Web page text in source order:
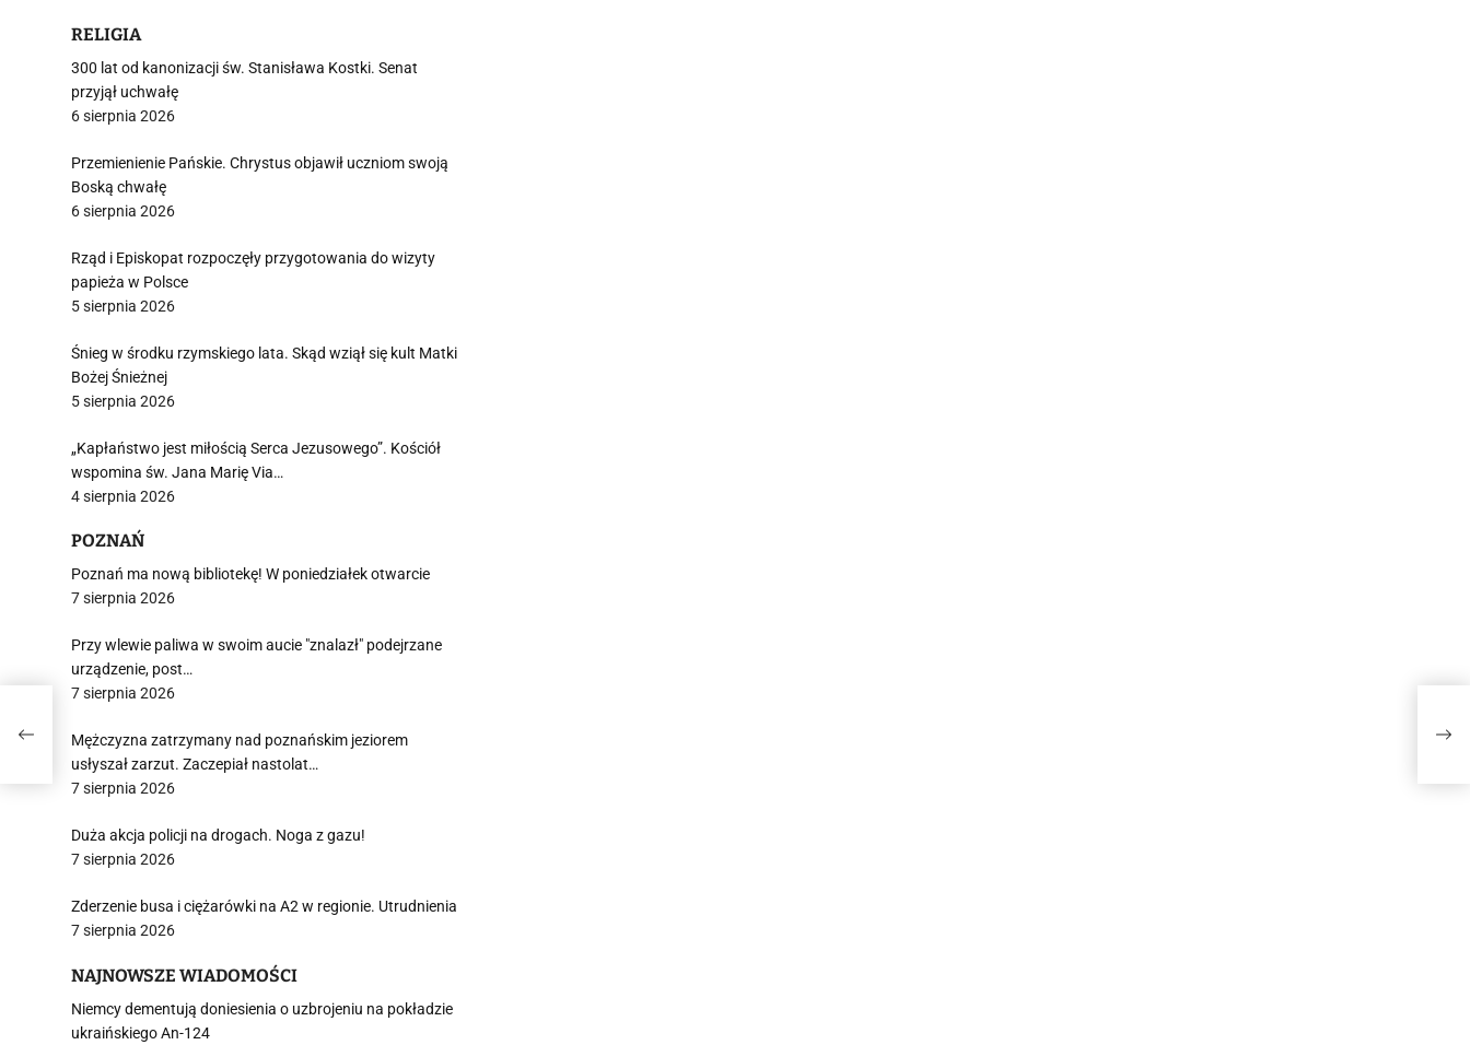
RELIGIA
300 lat od kanonizacji św. Stanisława Kostki. Senat
przyjął uchwałę
6 sierpnia 2026
Przemienienie Pańskie. Chrystus objawił uczniom swoją
Boską chwałę
6 sierpnia 2026
Rząd i Episkopat rozpoczęły przygotowania do wizyty
papieża w Polsce
5 sierpnia 2026
Śnieg w środku rzymskiego lata. Skąd wziął się kult Matki
Bożej Śnieżnej
5 sierpnia 2026
„Kapłaństwo jest miłością Serca Jezusowego”. Kościół
wspomina św. Jana Marię Via…
4 sierpnia 2026
POZNAŃ
Poznań ma nową bibliotekę! W poniedziałek otwarcie
7 sierpnia 2026
Przy wlewie paliwa w swoim aucie "znalazł" podejrzane
urządzenie, post…
7 sierpnia 2026
Mężczyzna zatrzymany nad poznańskim jeziorem
usłyszał zarzut. Zaczepiał nastolat…
7 sierpnia 2026
Duża akcja policji na drogach. Noga z gazu!
7 sierpnia 2026
Zderzenie busa i ciężarówki na A2 w regionie. Utrudnienia
7 sierpnia 2026
NAJNOWSZE WIADOMOŚCI
Niemcy dementują doniesienia o uzbrojeniu na pokładzie
ukraińskiego An-124